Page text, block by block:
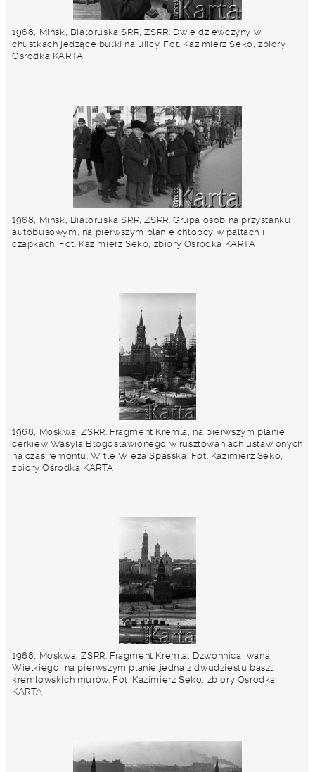
1968, Mińsk, Białoruska SRR, ZSRR. Dwie dziewczyny w
chustkach jedzące bułki na ulicy. Fot. Kazimierz Seko, zbiory
Ośrodka KARTA
1968, Mińsk, Białoruska SRR, ZSRR. Grupa osób na przystanku
autobusowym, na pierwszym planie chłopcy w paltach i
czapkach. Fot. Kazimierz Seko, zbiory Ośrodka KARTA
1968, Moskwa, ZSRR. Fragment Kremla, na pierwszym planie
cerkiew Wasyla Błogosławionego w rusztowaniach ustawionych
na czas remontu. W tle Wieża Spasska. Fot. Kazimierz Seko,
zbiory Ośrodka KARTA
1968, Moskwa, ZSRR. Fragment Kremla, Dzwonnica Iwana
Wielkiego, na pierwszym planie jedna z dwudziestu baszt
kremlowskich murów. Fot. Kazimierz Seko, zbiory Ośrodka
KARTA